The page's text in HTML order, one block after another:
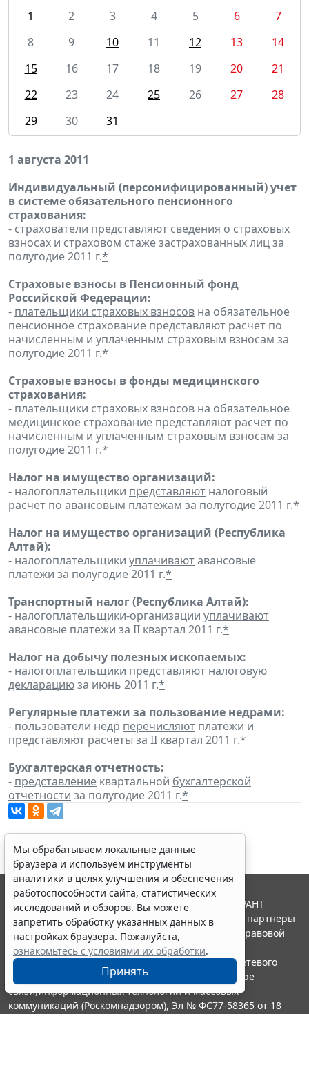
1
2 3 4 5 6
7
8
9 10 11 12 13
14
15
16 17 18 19 20
21
22
23 24 25 26 27
28
29
30 31
1 августа 2011
Индивидуальный (персонифицированный) учет
в системе обязательного пенсионного
страхования:
- страхователи представляют сведения о страховых
взносах и страховом стаже застрахованных лиц за
полугодие 2011 г.*
Страховые взносы в Пенсионный фонд
Российской Федерации:
- плательщики страховых взносов на обязательное
пенсионное страхование представляют расчет по
начисленным и уплаченным страховым взносам за
полугодие 2011 г.*
Страховые взносы в фонды медицинского
страхования:
- плательщики страховых взносов на обязательное
медицинское страхование представляют расчет по
начисленным и уплаченным страховым взносам за
полугодие 2011 г.*
Налог на имущество организаций:
- налогоплательщики представляют налоговый
расчет по авансовым платежам за полугодие 2011 г.*
Налог на имущество организаций (Республика
Алтай):
- налогоплательщики уплачиваютавансовые
платежи за полугодие 2011 г.*
Транспортный налог (Республика Алтай):
- налогоплательщики-организации уплачивают
авансовые платежи за II квартал 2011 г.*
Налог на добычу полезных ископаемых:
- налогоплательщики представляют налоговую
декларациюза июнь 2011 г.*
Регулярные платежи за пользование недрами:
- пользователи недр перечисляют платежи и
представляют расчеты за II квартал 2011 г.*
Бухгалтерская отчетность:
- представление квартальной бухгалтерской
отчетности за полугодие 2011 г.*
Мы обрабатываем локальные данные
браузера и используем инструменты
аналитики в целях улучшения и обеспечения
работоспособности сайта, статистических
исследований и обзоров. Вы можете
запретить обработку указанных данных в
настройках браузера. Пожалуйста,
ознакомьтесь с условиями их обработки.
Принять
© ООО "НПП "ГАРАНТ-СЕРВИС", 2026. Система ГАРАНТ
выпускается с 1990 года. Компания "Гарант" и ее партнеры
являются участниками Российской ассоциации правовой
информации ГАРАНТ.
Портал ГАРАНТ.РУ зарегистрирован в качестве сетевого
издания Федеральной службой по надзору в сфере
связи,информационных технологий и массовых
коммуникаций (Роскомнадзором), Эл № ФС77-58365 от 18